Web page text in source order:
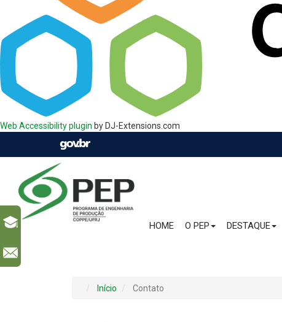
Web Accessibility plugin by DJ-Extensions.com
HOME O PEP DESTAQUE
Início Contato